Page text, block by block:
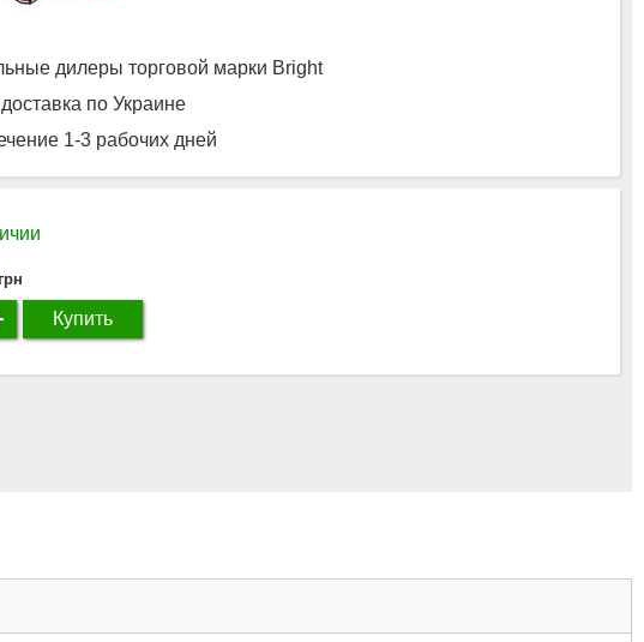
дилеры торговой марки Bright
по Украине
1-3 рабочих дней
грн
Купить